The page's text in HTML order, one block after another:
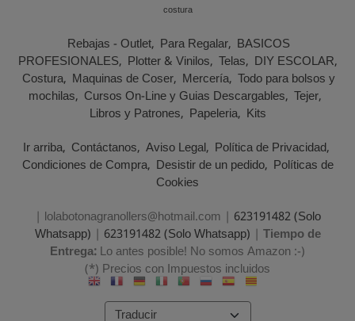
costura
Rebajas - Outlet Para Regalar BASICOS
PROFESIONALES Plotter & Vinilos Telas DIY ESCOLAR
Costura Maquinas de Coser Mercería Todo para bolsos y
mochilas Cursos On-Line y Guias Descargables Tejer
Libros y Patrones Papeleria Kits
Ir arriba Contáctanos Aviso Legal Política de Privacidad
Condiciones de Compra Desistir de un pedido Políticas de
Cookies
| lolabotonagranollers@hotmail.com | 623191482 (Solo
Whatsapp) | 623191482 (Solo Whatsapp) | Tiempo de
Entrega:Lo antes posible! No somos Amazon :-)
(*) Precios con Impuestos incluidos